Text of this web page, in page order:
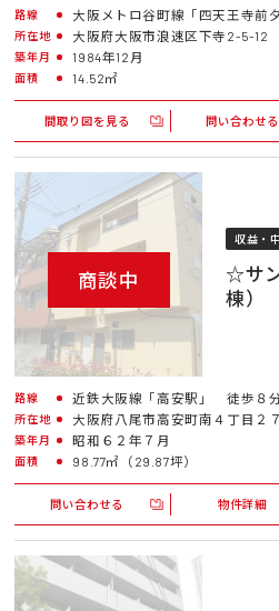
路線 大阪メトロ谷町線「四天王寺前
所在地 大阪府大阪市浪速区下寺2-5-12
築年月 1984年12月
面積 14.52㎡
間取り図を見る 問い合わせる
商談中
収益・
☆サ
棟）
路線 近鉄大阪線「高安駅」 徒歩８
所在地 大阪府八尾市高安町南４丁目２
築年月 昭和６２年７月
面積 98.77㎡（29.87坪）
問い合わせる 物件詳細